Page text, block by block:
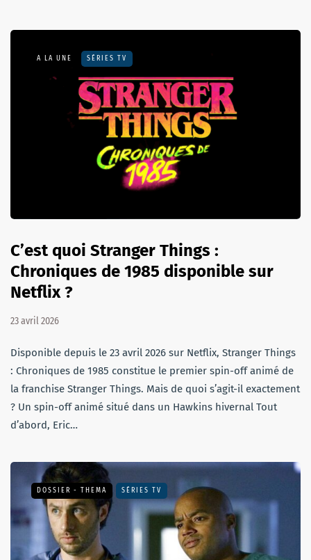
A LA UNE SÉRIES TV
C’est quoi Stranger Things :
Chroniques de 1985 disponible sur
Netflix ?
23 avril 2026
Disponible depuis le 23 avril 2026 sur Netflix, Stranger Things
: Chroniques de 1985 constitue le premier spin-off animé de
la franchise Stranger Things. Mais de quoi s’agit-il exactement
? Un spin-off animé situé dans un Hawkins hivernal Tout
d’abord, Eric…
DOSSIER - THEMA SÉRIES TV